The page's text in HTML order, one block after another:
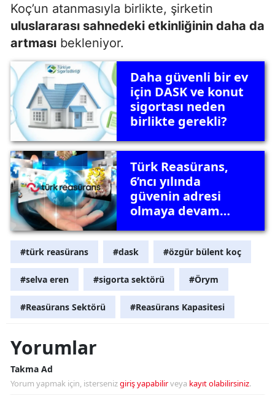
Koç’un atanmasıyla birlikte, şirketin
uluslararası sahnedeki etkinliğinin daha da
artması bekleniyor.
Daha güvenli bir ev
için DASK ve konut
sigortası neden
birlikte gerekli?
Türk Reasürans,
6’ncı yılında
güvenin adresi
olmaya devam
#türk reasürans #dask #özgür bülent koç
#selva eren #sigorta sektörü #Örym
#Reasürans Sektörü #Reasürans Kapasitesi
Yorumlar
Takma Ad
Yorum yapmak için, istersenizgiriş yapabilirveya kayıt olabilirsiniz.